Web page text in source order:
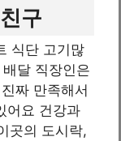
구
식단 고기많
달 직장인은
짜 만족해서
어요 건강과
곳의 도시락,